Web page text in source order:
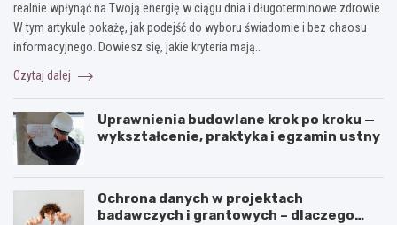
realnie wpłynąć na Twoją energię w ciągu dnia i długoterminowe zdrowie.
W tym artykule pokażę, jak podejść do wyboru świadomie i bez chaosu
informacyjnego. Dowiesz się, jakie kryteria mają…
Czytaj dalej
Uprawnienia budowlane krok po kroku —
wykształcenie, praktyka i egzamin ustny
Ochrona danych w projektach
badawczych i grantowych – dlaczego